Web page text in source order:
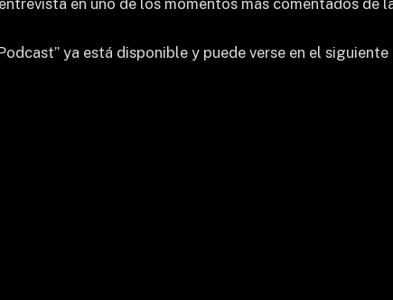
en uno de los momentos más comentados de
ya está disponible y puede verse en el siguiente